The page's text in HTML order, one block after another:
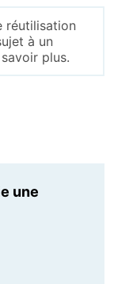
réutilisation
à un
plus.
une